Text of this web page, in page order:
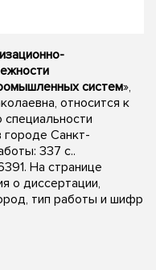
систем»,
относится к
специальности
городе Санкт-
337 с..
На странице
о диссертации,
тип работы и шифр